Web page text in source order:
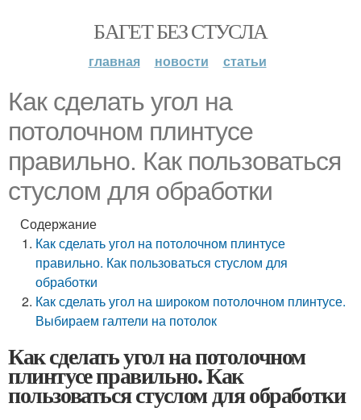
БАГЕТ БЕЗ СТУСЛА
главная новости статьи
Как сделать угол на
потолочном плинтусе
правильно. Как пользоваться
стуслом для обработки
Содержание
Как сделать угол на потолочном плинтусе
правильно. Как пользоваться стуслом для
обработки
Как сделать угол на широком потолочном плинтусе.
Выбираем галтели на потолок
Как сделать угол на потолочном
плинтусе правильно. Как
пользоваться стуслом для обработки